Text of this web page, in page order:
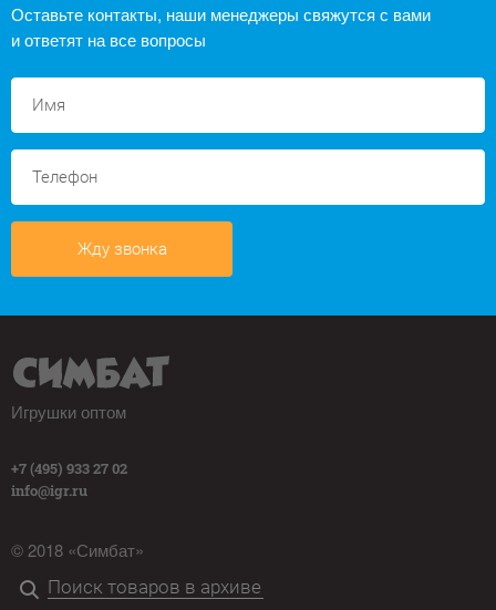
Оставьте контакты, наши менеджеры свяжутся с вами
и ответят на все вопросы
Жду звонка
Игрушки оптом
+7 (495) 933 27 02
info@igr.ru
© 2018 «Симбат»